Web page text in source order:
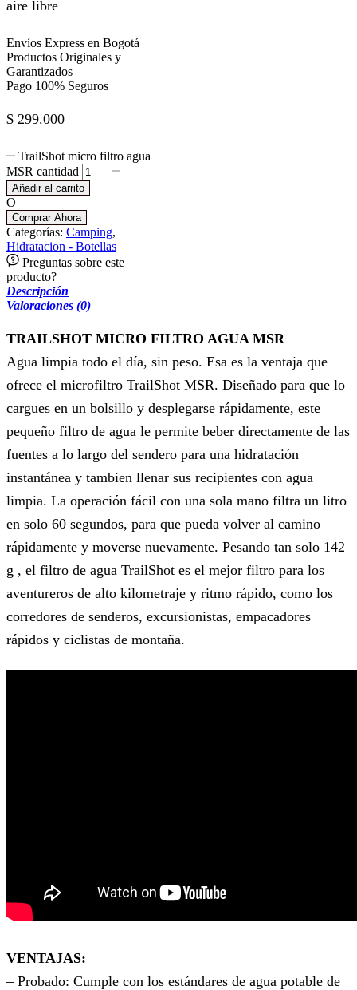
aire libre
Envíos Express en Bogotá
Productos Originales y
Garantizados
Pago 100% Seguros
$ 299.000
TrailShot micro filtro agua
MSR cantidad
Añadir al carrito
O
Comprar Ahora
Categorías: Camping,
Hidratacion - Botellas
Preguntas sobre este
producto?
Descripción
Valoraciones (0)
TRAILSHOT MICRO FILTRO AGUA MSR
Agua limpia todo el día, sin peso. Esa es la ventaja que
ofrece el microfiltro TrailShot MSR. Diseñado para que lo
cargues en un bolsillo y desplegarse rápidamente, este
pequeño filtro de agua le permite beber directamente de las
fuentes a lo largo del sendero para una hidratación
instantánea y tambien llenar sus recipientes con agua
limpia. La operación fácil con una sola mano filtra un litro
en solo 60 segundos, para que pueda volver al camino
rápidamente y moverse nuevamente. Pesando tan solo 142
g , el filtro de agua TrailShot es el mejor filtro para los
aventureros de alto kilometraje y ritmo rápido, como los
corredores de senderos, excursionistas, empacadores
rápidos y ciclistas de montaña.
VENTAJAS:
– Probado: Cumple con los estándares de agua potable de